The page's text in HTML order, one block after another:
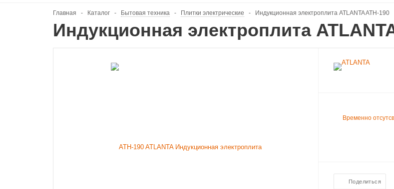
Главная - Каталог - Бытовая техника - Плитки электрические - Индукционная электроплита ATLANTA ATH-190
Индукционная электроплита
Временно
Поделиться